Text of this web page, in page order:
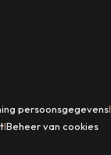
persoonsgegevens|
|Beheer van cookies